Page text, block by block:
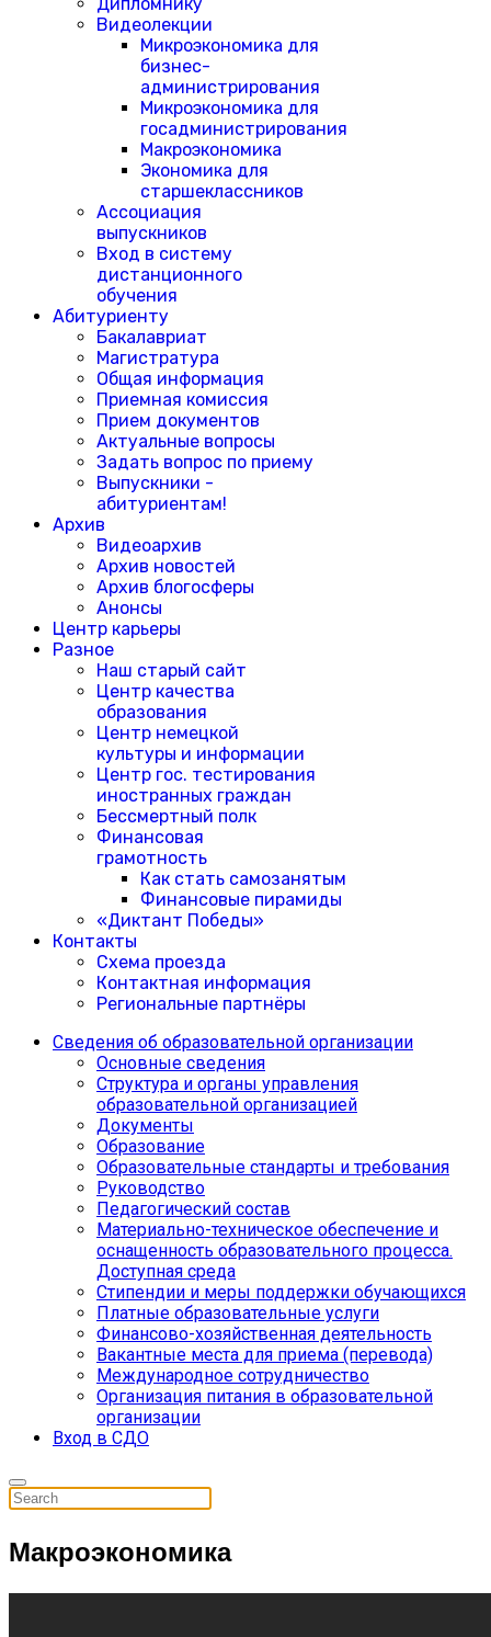
Видеолекции
Микроэкономика для
бизнес-
администрирования
Микроэкономика для
госадминистрирования
Макроэкономика
Экономика для
старшеклассников
Ассоциация
выпускников
Вход в систему
дистанционного
обучения
Абитуриенту
Бакалавриат
Магистратура
Общая информация
Приемная комиссия
Прием документов
Актуальные вопросы
Задать вопрос по приему
Выпускники -
абитуриентам!
Архив
Видеоархив
Архив новостей
Архив блогосферы
Анонсы
Центр карьеры
Разное
Наш старый сайт
Центр качества
образования
Центр немецкой
культуры и информации
Центр гос. тестирования
иностранных граждан
Бессмертный полк
Финансовая
грамотность
Как стать самозанятым
Финансовые пирамиды
«Диктант Победы»
Контакты
Схема проезда
Контактная информация
Региональные партнёры
Сведения об образовательной организации
Основные сведения
Структура и органы управления
образовательной организацией
Документы
Образование
Образовательные стандарты и требования
Руководство
Педагогический состав
Материально-техническое обеспечение и
оснащенность образовательного процесса.
Доступная среда
Cтипендии и меры поддержки обучающихся
Платные образовательные услуги
Финансово-хозяйственная деятельность
Вакантные места для приема (перевода)
Международное сотрудничество
Организация питания в образовательной
организации
Вход в СДО
Макроэкономика